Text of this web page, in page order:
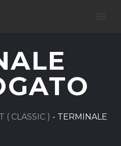
( CLASSIC ) - TERMINALE